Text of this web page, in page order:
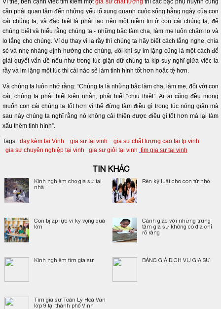
Vì thế, bên cạnh việc tìm kiếm mộtgia sư chất lượng thì các bậc phụ huynh cũng
cần phải quan tâm đến những yếu tố xung quanh cuộc sống hằng ngày của con
cái chúng ta, và đặc biệt là phải tạo nên một niềm tin ở con cái chúng ta, để
chúng biết và hiểu rằng chúng ta - những bậc làm cha, làm mẹ luôn chăm lo và
lo lắng cho chúng. Ví dụ thay vì la rầy thì chúng ta hãy biết cách lắng nghe, chia
sẻ và nhẹ nhàng định hướng cho chúng, đôi khi sự im lặng cũng là một cách để
giải quyết vấn đề nếu như trong lúc giận dữ chúng ta kịp suy nghĩ giữa việc la
rầy và im lặng một lúc thì cái nào sẽ làm tình hình tốt hơn hoặc tệ hơn.
Và chúng ta luôn nhớ rằng: “Chúng ta là những bậc làm cha, làm mẹ, đối với con
cái, chúng ta phải biết kiên nhẫn, phải biết “chịu thiệt”. Ai ai cũng đều mong
muốn con cái chúng ta tốt hơn vì thế đừng làm điều gì trong lúc nóng giận mà
sau này chúng ta nghĩ rằng nó không cải thiện được điều gì tốt hơn mà lại làm
xấu thêm tình hình”.
Tags: dạy kèm tại Vinh gia sư tại vinh
gia sư chất lượng cao tại tp vinh
gia sư chuyên nghiệp tại vinh
gia sư giỏi tại vinh tìm gia sư tại vinh
TIN KHÁC
Kinh nghiệm chọ gia sư tại
nhà
Rèn kỷ luật cho con từ nhỏ
Con bị áp lực vì kỳ vọng quá
lớn
Cảnh giác với những trung
tâm gia sư không có địa chỉ
rõ ràng
Kinh nghiêm tìm gia sư BẢNG GIÁ DỊCH VỤ GIA SƯ
Tìm gia sư Toán Lý Hoá Văn
lớp 9 tại thành phố Vinh